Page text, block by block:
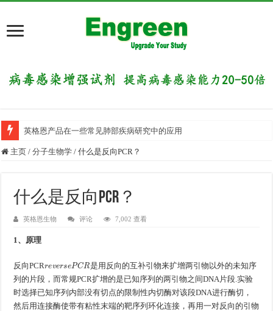
英格恩产品在一些常见肺部疾病研究中的应用
主页 / 分子生物学 / 什么是反向PCR？
什么是反向PCR？
英格恩生物 评论 7,002 查看
1、原理
反向PCR C R
是用反向的互补引物来扩增两引物以外的未知序
列的片段，而常规PCR扩增的是已知序列的两引物之间DNA片段.实验
时选择已知序列内部没有切点的限制性内切酶对该段DNA进行酶切，
然后用连接酶使带有粘性末端的靶序列环化连接，再用一对反向的引物